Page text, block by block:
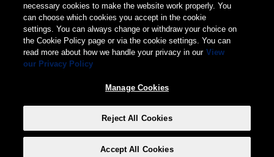
necessary cookies to make the website work properly. You
can choose which cookies you accept in the cookie
settings. You can always change or withdraw your choice on
the Cookie Policy page or via the cookie settings. You can
read more about how we handle your privacy in our View
our Privacy Policy
Manage Cookies
Reject All Cookies
Accept All Cookies